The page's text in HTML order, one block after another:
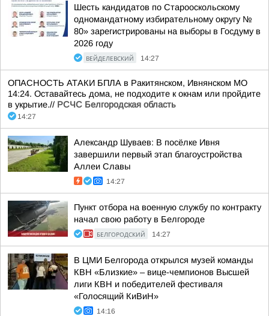
Шесть кандидатов по Старооскольскому
одномандатному избирательному округу №
80» зарегистрированы на выборы в Госдуму в
2026 году
ВЕЙДЕЛЕВСКИЙ 14:27
ОПАСНОСТЬ АТАКИ БПЛА в Ракитянском, Ивнянском МО
14:24. Оставайтесь дома, не подходите к окнам или пройдите
в укрытие.// РСЧС Белгородская область
14:27
Александр Шуваев: В посёлке Ивня
завершили первый этап благоустройства
Аллеи Славы
14:27
Пункт отбора на военную службу по контракту
начал свою работу в Белгороде
БЕЛГОРОДСКИЙ 14:27
В ЦМИ Белгорода открылся музей команды
КВН «Близкие» – вице-чемпионов Высшей
лиги КВН и победителей фестиваля
«Голосящий КиВиН»
14:16